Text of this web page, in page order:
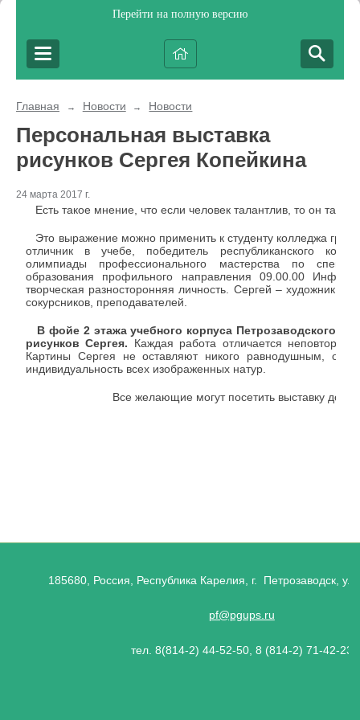
Перейти на полную версию
Главная → Новости → Новости
Персональная выставка
рисунков Сергея Копейкина
24 марта 2017 г.
Есть такое мнение, что если человек талантлив, то он
Это выражение можно применить к студенту колледжа
отличник в учебе, победитель республиканского
олимпиады профессионального мастерства по
образования профильного направления 09.00.00
творческая разносторонняя личность. Сергей – художник –
сокурсников, преподавателей.
В фойе 2 этажа учебного корпуса Петрозаводского
рисунков Сергея. Каждая работа отличается
Картины Сергея не оставляют никого равнодушным, он
индивидуальность всех изображенных натур.
Все желающие могут посетить выставку до
185680, Россия, Республика Карелия, г. Петрозаводск,
pf@pgups.ru
тел. 8(814-2) 44-52-50, 8 (814-2) 71-42-23